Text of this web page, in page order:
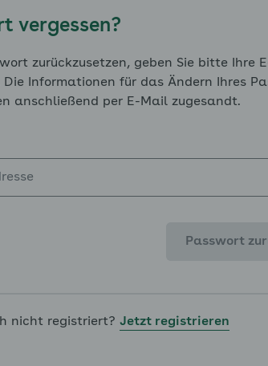
vergessen?
zurückzusetzen, geben Sie bitte Ihre
Die Informationen für das Ändern Ihres
anschließend per E-Mail zugesandt.
Passwort
nicht registriert? Jetzt registrieren
erste Generation von
sehr effektiv den Blutdruck und
die Medizin weiter auf der Suche nach
dass Bluthochdruck dadurch
Medikamente zu entwickeln, die die
der letzten Jahre und
der ACE-Hemmer
Medikamente erweitern direkt an den
so den Blutdruck und somit das
Blutdruck im Griff: Medikamentöse